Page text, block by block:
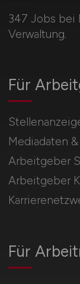
347 Jobs bei
Verwaltung.
Für
Für
Mediadaten
Arbeitgeber
Arbeitgeber